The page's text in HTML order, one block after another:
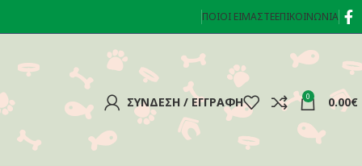
ΠΟΙΟΊ ΕΊΜΑΣΤΕΕΠΙΚΟΙΝΩΝΊΑ
ΣΎΝΔΕΣΗ / ΕΓΓΡΑΦΉ 0 0.00€